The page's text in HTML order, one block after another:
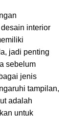
interior
jadi penting
sebelum
jenis
tampilan,
adalah
untuk